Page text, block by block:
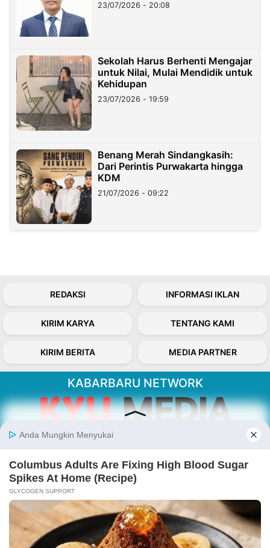
23/07/2026 - 20:08
Sekolah Harus Berhenti Mengajar
untuk Nilai, Mulai Mendidik untuk
Kehidupan
23/07/2026 - 19:59
Benang Merah Sindangkasih:
Dari Perintis Purwakarta hingga
KDM
21/07/2026 - 09:22
REDAKSI INFORMASI IKLAN
KIRIM KARYA TENTANG KAMI
KIRIM BERITA MEDIA PARTNER
KABARBARU NETWORK
Kabarbaru.co menyajikan berita aktual dan
inspiratif dari sudut pandang berbaik sangka
serta terverifikasi dari sumber yang tepat.
Follow Kabarbaru